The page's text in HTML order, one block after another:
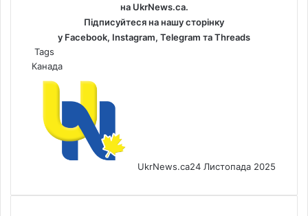
на UkrNews.ca.
Підписуйтеся на нашу сторінку
у Facebook, Instagram, Telegram таThreads
Tags
Канада
UkrNews.ca24 Листопада 2025